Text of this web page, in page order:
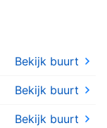
Bekijk buurt
Bekijk buurt
Bekijk buurt